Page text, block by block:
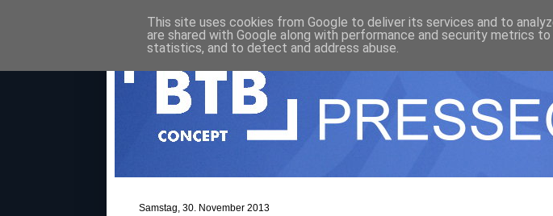
Samstag, 30. November 2013
This site uses cookies from Google to deliver its services and to
are shared with Google along with performance and security metrics
statistics, and to detect and address abuse.